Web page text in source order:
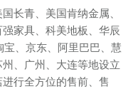
长青、美国肯纳金属、
家具、科美地板、华辰
、京东、阿里巴巴、慧
、广州、大连等地设立
行全方位的售前、售